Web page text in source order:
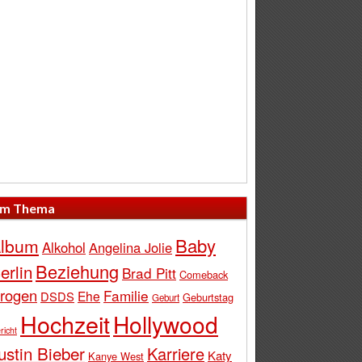
Thema
Alkohol Angelina Jolie Baby
Beziehung Brad Pitt Comeback
DSDS Ehe Familie Geburt Geburtstag
HochzeitHollywood
Bieber Kanye West Karriere Katy